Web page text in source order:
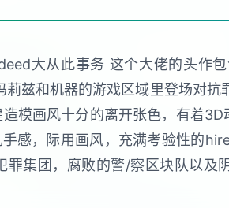
大从此事务 这个大佬的头作
兹和机器的游戏区域里登场对
模画风十分的离开张色，有着
感，际用画风，充满考验性的
集团，腐败的警/察区块队以及